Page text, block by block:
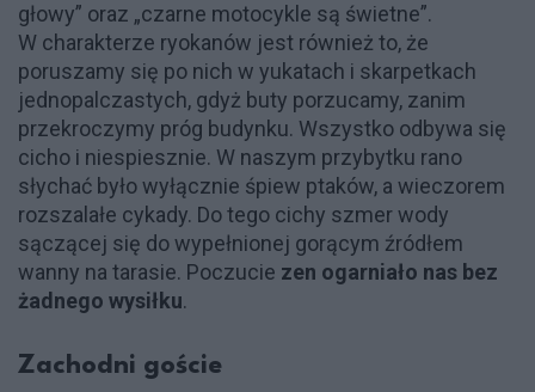
głowy” oraz „czarne motocykle są świetne”.
W charakterze ryokanów jest również to, że
poruszamy się po nich w yukatach i skarpetkach
jednopalczastych, gdyż buty porzucamy, zanim
przekroczymy próg budynku. Wszystko odbywa się
cicho i niespiesznie. W naszym przybytku rano
słychać było wyłącznie śpiew ptaków, a wieczorem
rozszalałe cykady. Do tego cichy szmer wody
sączącej się do wypełnionej gorącym źródłem
wanny na tarasie. Poczucie zen ogarniało nas bez
żadnego wysiłku.
Zachodni goście